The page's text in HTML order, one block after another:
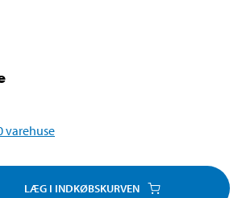
varehuse
LÆG I INDKØBSKURVEN